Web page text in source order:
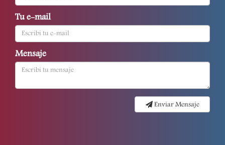
Tu e-mail
Mensaje
Enviar Mensaje